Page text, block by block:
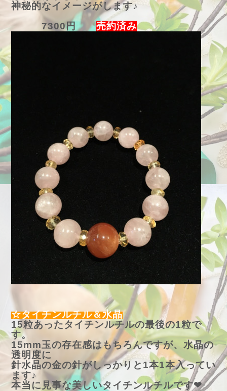
神秘的なイメージがします♪
7300円売約済み
☆タイチンルチル＆水晶
15粒あったタイチンルチルの最後の1粒で
す。
15mm玉の存在感はもちろんですが、水晶の
透明度に
針水晶の金の針がしっかりと1本1本入ってい
ます♪
本当に見事な美しいタイチンルチルです❤